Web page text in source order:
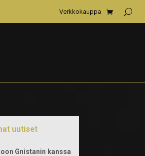
Verkkokauppa
uutiset
Gnistanin kanssa